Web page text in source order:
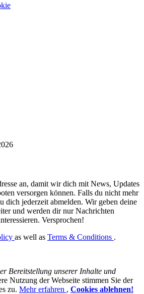
an, damit wir dich mit News, Updates
versorgen können. Falls du nicht mehr
dich jederzeit abmelden. Wir geben deine
und werden dir nur Nachrichten
Versprochen!
as well as Terms & Conditions .
Bereitstellung unserer Inhalte und
Nutzung der Webseite stimmen Sie der
zu. Mehr erfahren , Cookies ablehnen!